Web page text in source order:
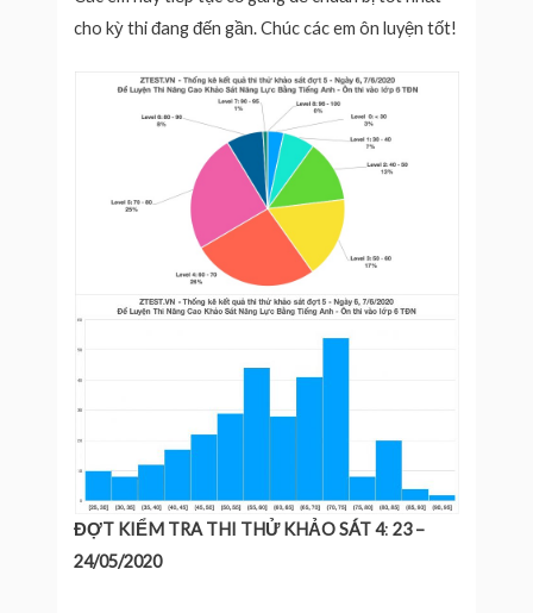
cho kỳ thi đang đến gần. Chúc các em ôn luyện tốt!
ĐỢT KIỂM TRA THI THỬ KHẢO SÁT 4:23 –
24/05/2020